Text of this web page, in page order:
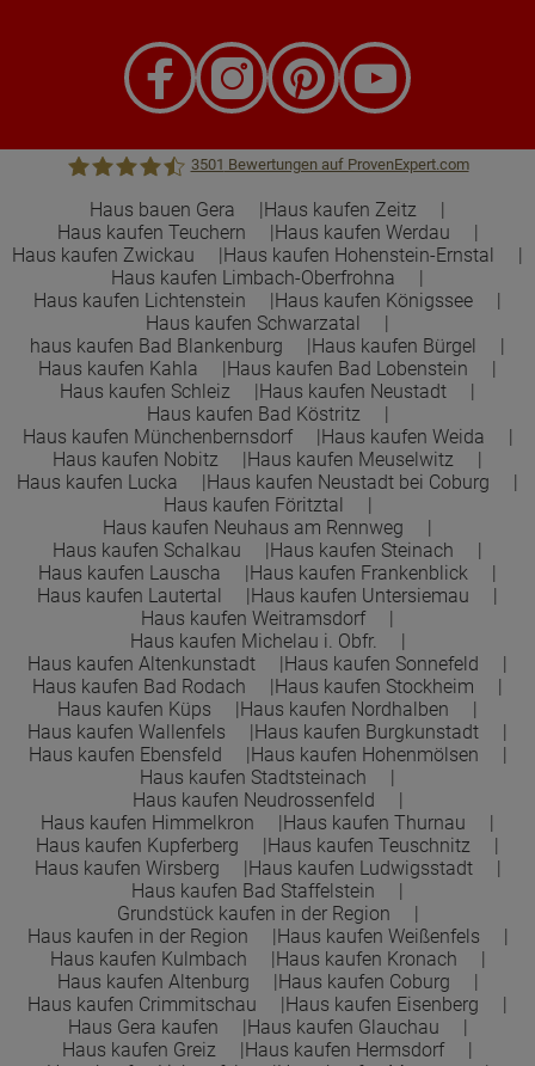
Town &Country Haus Lizenzgeber GmbH
3501 Bewertungen auf ProvenExpert.com
Haus bauen Gera
Haus kaufen Zeitz
Haus kaufen Teuchern
Haus kaufen Werdau
Haus kaufen Zwickau
Haus kaufen Hohenstein-Ernstal
Haus kaufen Limbach-Oberfrohna
Haus kaufen Lichtenstein
Haus kaufen Königssee
Haus kaufen Schwarzatal
haus kaufen Bad Blankenburg
Haus kaufen Bürgel
Haus kaufen Kahla
Haus kaufen Bad Lobenstein
Haus kaufen Schleiz
Haus kaufen Neustadt
Haus kaufen Bad Köstritz
Haus kaufen Münchenbernsdorf
Haus kaufen Weida
Haus kaufen Nobitz
Haus kaufen Meuselwitz
Haus kaufen Lucka
Haus kaufen Neustadt bei Coburg
Haus kaufen Föritztal
Haus kaufen Neuhaus am Rennweg
Haus kaufen Schalkau
Haus kaufen Steinach
Haus kaufen Lauscha
Haus kaufen Frankenblick
Haus kaufen Lautertal
Haus kaufen Untersiemau
Haus kaufen Weitramsdorf
Haus kaufen Michelau i. Obfr.
Haus kaufen Altenkunstadt
Haus kaufen Sonnefeld
Haus kaufen Bad Rodach
Haus kaufen Stockheim
Haus kaufen Küps
Haus kaufen Nordhalben
Haus kaufen Wallenfels
Haus kaufen Burgkunstadt
Haus kaufen Ebensfeld
Haus kaufen Hohenmölsen
Haus kaufen Stadtsteinach
Haus kaufen Neudrossenfeld
Haus kaufen Himmelkron
Haus kaufen Thurnau
Haus kaufen Kupferberg
Haus kaufen Teuschnitz
Haus kaufen Wirsberg
Haus kaufen Ludwigsstadt
Haus kaufen Bad Staffelstein
Grundstück kaufen in der Region
Haus kaufen in der Region
Haus kaufen Weißenfels
Haus kaufen Kulmbach
Haus kaufen Kronach
Haus kaufen Altenburg
Haus kaufen Coburg
Haus kaufen Crimmitschau
Haus kaufen Eisenberg
Haus Gera kaufen
Haus kaufen Glauchau
Haus kaufen Greiz
Haus kaufen Hermsdorf